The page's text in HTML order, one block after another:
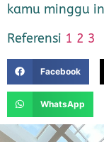
kamu minggu
Referensi 1 2 3
Facebook
WhatsApp